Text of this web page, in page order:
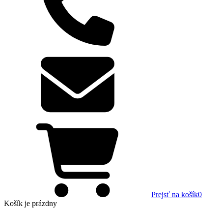
Prejsť na košík0
Košík je prázdny